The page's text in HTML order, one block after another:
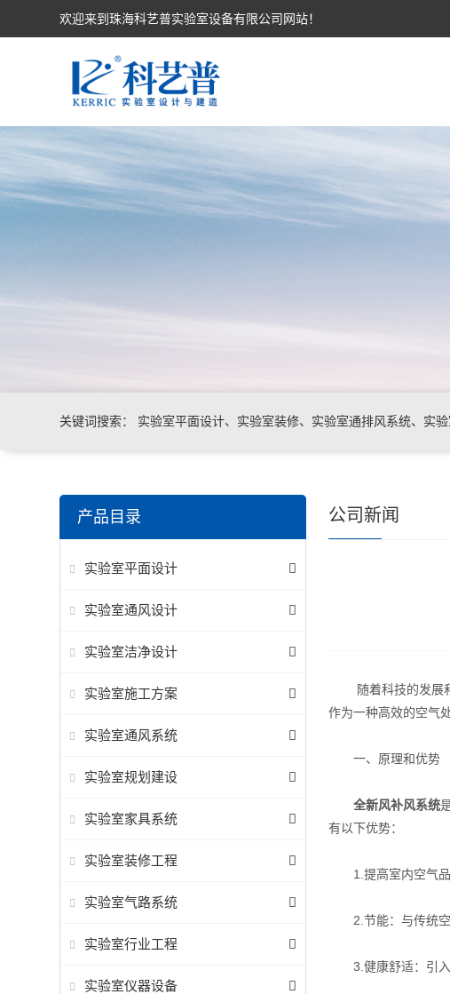
欢迎来到珠海科艺普实验室设备有限公司网站！
关键词搜索： 实验室平面设计、实验室装修、实验室通排风系统、实验
产品目录
实验室平面设计
实验室通风设计
实验室洁净设计
实验室施工方案
实验室通风系统
实验室规划建设
实验室家具系统
实验室装修工程
实验室气路系统
实验室行业工程
实验室仪器设备
公司新闻
随着科技的发展和
作为一种高效的空气
一、原理和优势
全新风补风系统
有以下优势：
1.提高室内空气品
2.节能：与传统空
3.健康舒适：引入